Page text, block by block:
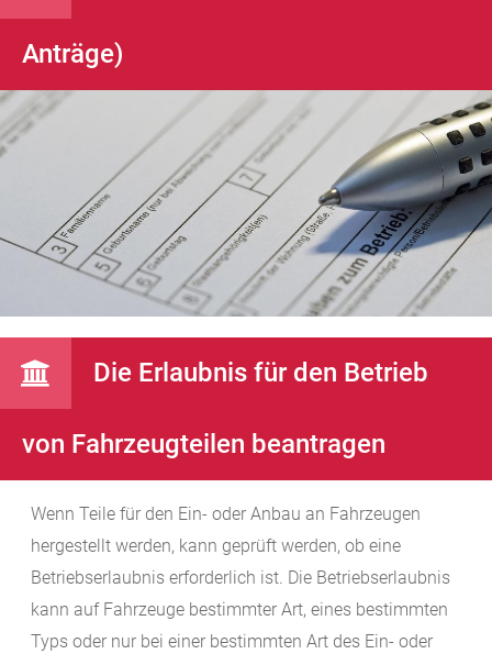
Anträge)
Die Erlaubnis für den Betrieb
von Fahrzeugteilen beantragen
Wenn Teile für den Ein- oder Anbau an Fahrzeugen
hergestellt werden, kann geprüft werden, ob eine
Betriebserlaubnis erforderlich ist. Die Betriebserlaubnis
kann auf Fahrzeuge bestimmter Art, eines bestimmten
Typs oder nur bei einer bestimmten Art des Ein- oder